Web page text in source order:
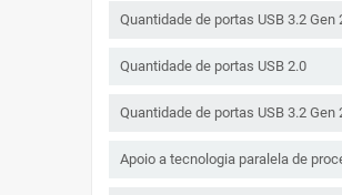
Quantidade de portas USB 3.2 Gen
Quantidade de portas USB 2.0
Quantidade de portas USB 3.2 Gen
Apoio a tecnologia paralela de